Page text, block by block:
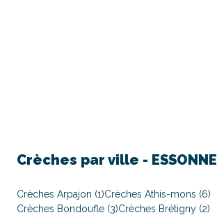
Crèches par ville - ESSONNE
Crèches Arpajon (1)Crèches Athis-mons (6)
Crèches Bondoufle (3)Crèches Brétigny (2)